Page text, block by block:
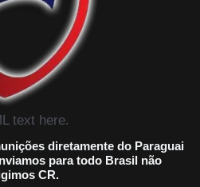
text here.
diretamente do Paraguai
para todo Brasil não
CR.